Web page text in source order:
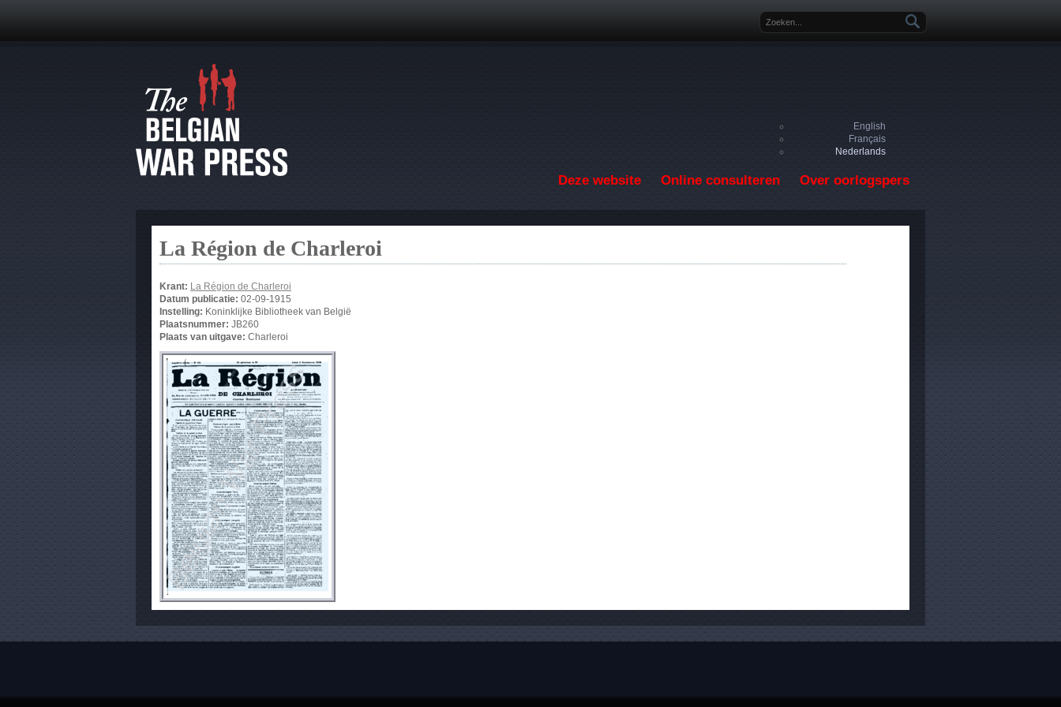
Zoekveld
English
Français
Nederlands
Deze website Online consulteren Over oorlogspers
La Région de Charleroi
Krant: La Région de Charleroi
Datum publicatie: 02-09-1915
Instelling: Koninklijke Bibliotheek van België
Plaatsnummer: JB260
Plaats van uitgave: Charleroi